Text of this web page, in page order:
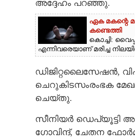
CONTACT US
അദ്ദേഹം പറഞ്ഞു.
ഏക മകന്റെ
കണ്ടെത്തി
കൊച്ചി:
എന്നിവരെയാണ് മരിച്ച
ഡിജിറ്റലൈസേഷൻ,
ചെറുകിടസംരംഭക
ചെയ്‌തു.
സീനിയർ ഡെപ്യൂട്ടി
ഗോവിന്ദ്, ചേതന